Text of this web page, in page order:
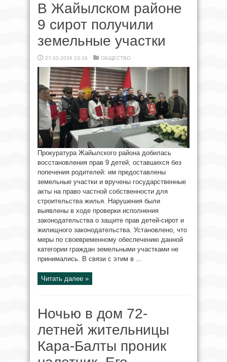
В Жайылском районе
9 сирот получили
земельные участки
27.03.2026 23:16 ОБЩЕСТВО
Прокуратура Жайылского района добилась
восстановления прав 9 детей, оставшихся без
попечения родителей: им предоставлены
земельные участки и вручены государственные
акты на право частной собственности для
строительства жилья. Нарушения были
выявлены в ходе проверки исполнения
законодательства о защите прав детей-сирот и
жилищного законодательства. Установлено, что
меры по своевременному обеспечению данной
категории граждан земельными участками не
принимались. В связи с этим в ...
Читать далее »
Ночью в дом 72-
летней жительницы
Кара-Балты проник